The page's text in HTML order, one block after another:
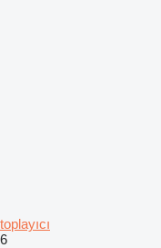
toplayıcı
6